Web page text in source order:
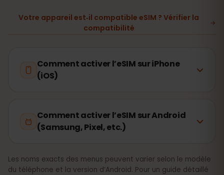
Votre appareil est‑il compatible eSIM ? Vérifier la
compatibilité
Comment activer l’eSIM sur iPhone
(iOS)
Comment activer l’eSIM sur Android
(Samsung, Pixel, etc.)
Les noms exacts des menus peuvent varier selon le modèle
du téléphone et la version d’Android. Pour un guide détaillé